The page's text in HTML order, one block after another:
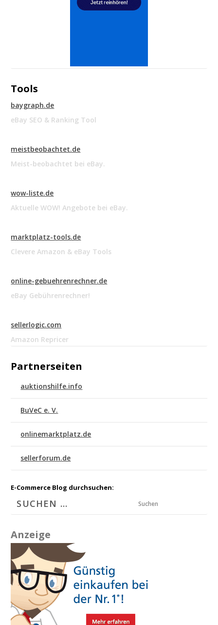
Tools
baygraph.de
eBay SEO & Ranking Tool
meistbeobachtet.de
Meist-beobachtet bei eBay.
wow-liste.de
Aktuelle WOW! Angebote bei eBay.
marktplatz-tools.de
Clevere Amazon & eBay Tools
online-gebuehrenrechner.de
eBay Gebührenrechner!
sellerlogic.com
Amazon Repricer
Partnerseiten
auktionshilfe.info
BuVeC e. V.
onlinemarktplatz.de
sellerforum.de
E-Commerce Blog durchsuchen:
Suchen
Anzeige